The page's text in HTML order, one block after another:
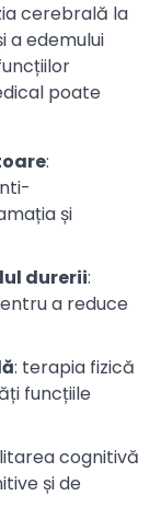
cerebrală la
a edemului
poate
:
și
durerii:
a reduce
: terapia fizică
funcțiile
cognitivă
și de